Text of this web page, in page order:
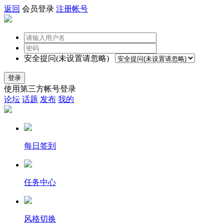
返回 会员登录 注册帐号
安全提问(未设置请忽略)
登录
使用第三方帐号登录
论坛 话题 发布 我的
每日签到
任务中心
风格切换